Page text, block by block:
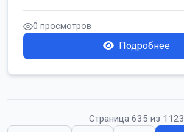
работать б...
0 просмотров
Подробнее
Страница 635 из 1123